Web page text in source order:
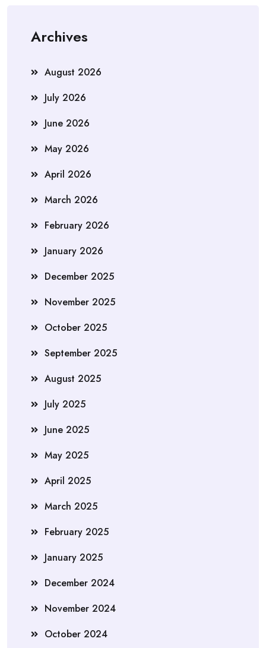
Archives
August 2026
July 2026
June 2026
May 2026
April 2026
March 2026
February 2026
January 2026
December 2025
November 2025
October 2025
September 2025
August 2025
July 2025
June 2025
May 2025
April 2025
March 2025
February 2025
January 2025
December 2024
November 2024
October 2024